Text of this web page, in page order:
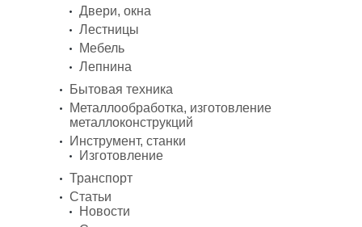
Двери, окна
Лестницы
Мебель
Лепнина
Бытовая техника
Металлообработка, изготовление
металлоконструкций
Инструмент, станки
Изготовление
Транспорт
Статьи
Новости